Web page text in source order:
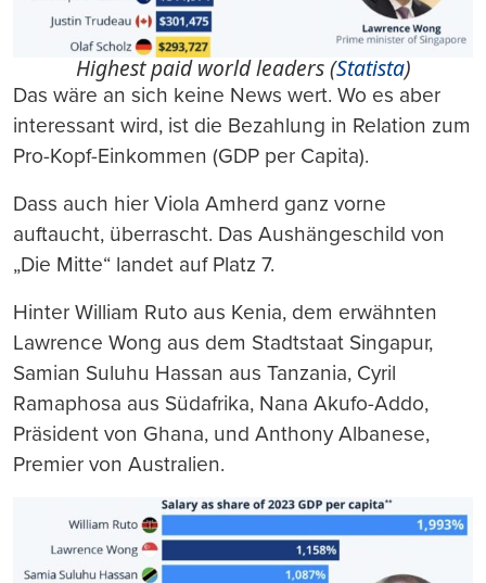
Highest paid world leaders (Statista)
Das wäre an sich keine News wert. Wo es aber
interessant wird, ist die Bezahlung in Relation zum
Pro-Kopf-Einkommen (GDP per Capita).
Dass auch hier Viola Amherd ganz vorne
auftaucht, überrascht. Das Aushängeschild von
„Die Mitte“ landet auf Platz 7.
Hinter William Ruto aus Kenia, dem erwähnten
Lawrence Wong aus dem Stadtstaat Singapur,
Samian Suluhu Hassan aus Tanzania, Cyril
Ramaphosa aus Südafrika, Nana Akufo-Addo,
Präsident von Ghana, und Anthony Albanese,
Premier von Australien.